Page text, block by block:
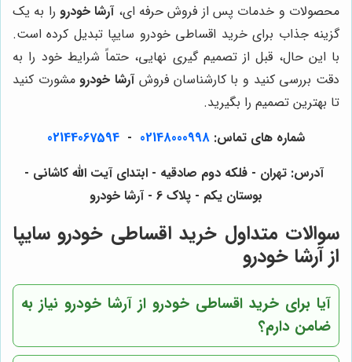
محصولات و خدمات پس از فروش حرفه ای،آرشا خودرو را به یک
گزینه جذاب برای خرید اقساطی خودرو سایپا تبدیل کرده است.
با این حال، قبل از تصمیم گیری نهایی، حتماً شرایط خود را به
دقت بررسی کنید و با کارشناسان فروشآرشا خودرومشورت کنید
تا بهترین تصمیم را بگیرید.
شماره های تماس: 02148000998
-
02144067594
آدرس: تهران - فلکه دوم صادقیه - ابتدای آیت الله کاشانی -
بوستان یکم - پلاک 6 - آرشا خودرو
سوالات متداول خرید اقساطی خودرو سایپا
از آرشا خودرو
آیا برای خرید اقساطی خودرو از آرشا خودرو نیاز به
ضامن دارم؟